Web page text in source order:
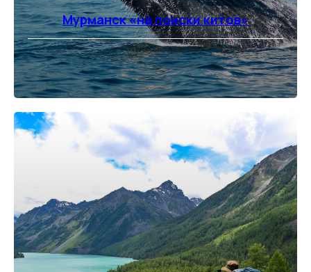
Мурманск «на поиски китов»
⠀